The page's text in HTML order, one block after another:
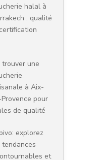
halal à
: qualité
trouver une
à Aix-
pour
de qualité
explorez
tendances
et